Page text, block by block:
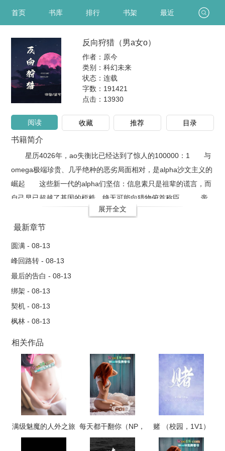
首页 书库 排行 书架 最近
反向狩猎（男a女o）
作者：原今
类别：科幻未来
状态：连载
字数：191421
点击： 13930
阅读 收藏 推荐 目录
书籍简介
星历4026年，ao失衡比已经达到了惊人的100000：1 与
omega极端珍贵、几乎绝种的恶劣局面相对，是alpha沙文主义的
崛起 这些新一代的alpha们坚信：信息素只是祖辈的谎言，而
自己早已超越了基因的桎梏，绝无可能向猎物俯首称臣。 帝
国指挥官以撒收到了一封来自家族的警告函： 若他还想继续
自己腥风血雨的军旅生涯，必须立即回家与一位omega完婚，以
夕 她有一双漂亮的杏眼，湿红的眼尾与淡粉的耳垂，像只瑟
瑟发抖的兔子，美味可口 alpha的本能濒临失控，想要将她压
在身下，撕碎、侵占、吞咽 “信息素是个谎言，而omega这种
脆弱的生物，更是毫无吸引力可言。” ——曾经。是的，在见
到她之前，他曾经有过这种不成熟的想法。 表面高冷禁欲实
为老婆的头号痴汉男主x娇软美貌万人迷大美女 狼兔cp *
最高级的猎手往往以猎物的方式出现
展开全文
最新章节
圆满 - 08-13
峰回路转 - 08-13
最后的告白 - 08-13
绑架 - 08-13
契机 - 08-13
枫林 - 08-13
相关作品
满级魅魔的人外之旅 每天都干翻你（NP，
高H）
赌 （校园，1V1）